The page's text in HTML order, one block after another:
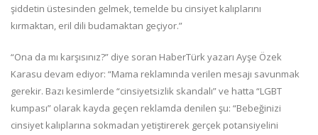
şiddetin üstesinden gelmek, temelde bu cinsiyet kalıplarını
kırmaktan, eril dili budamaktan geçiyor.”
“Ona da mı karşısınız?” diye soran HaberTürk yazarı Ayşe Özek
Karasu devam ediyor: “Mama reklamında verilen mesajı savunmak
gerekir. Bazı kesimlerde “cinsiyetsizlik skandalı” ve hatta “LGBT
kumpası” olarak kayda geçen reklamda denilen şu: “Bebeğinizi
cinsiyet kalıplarına sokmadan yetiştirerek gerçek potansiyelini